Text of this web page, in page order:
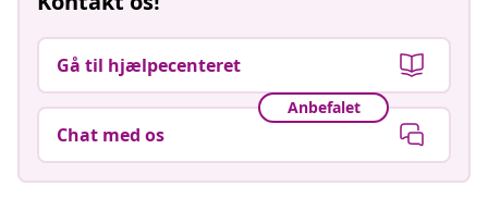
Gå til hjælpecenteret
Anbefalet
Chat med os